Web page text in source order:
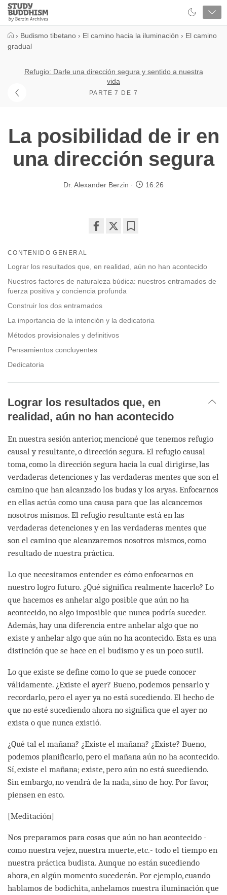
Close
Study
Buddhism
› Budismo tibetano › El camino hacia la iluminación › El camino
gradual
Refugio: Darle una dirección segura y sentido a nuestra
vida
PARTE 7 DE 7
La posibilidad de ir en
una dirección segura
Dr. Alexander Berzin 16:26
facebook
CONTENIDO GENERAL
Lograr los resultados que, en realidad, aún no han acontecido
Nuestros factores de naturaleza búdica: nuestros entramados de
fuerza positiva y conciencia profunda
Construir los dos entramados
La importancia de la intención y la dedicatoria
Métodos provisionales y definitivos
Pensamientos concluyentes
Dedicatoria
Lograr los resultados que, en
realidad, aún no han acontecido
En nuestra sesión anterior, mencioné que tenemos refugio
causal y resultante, o dirección segura. El refugio causal
toma, como la dirección segura hacia la cual dirigirse, las
verdaderas detenciones y las verdaderas mentes que son el
camino que han alcanzado los budas y los aryas. Enfocarnos
en ellas actúa como una causa para que las alcancemos
nosotros mismos. El refugio resultante está en las
verdaderas detenciones y en las verdaderas mentes que
son el camino que alcanzaremos nosotros mismos, como
resultado de nuestra práctica.
Lo que necesitamos entender es cómo enfocarnos en
nuestro logro futuro. ¿Qué significa realmente hacerlo? Lo
que hacemos es anhelar algo posible que aún no ha
acontecido, no algo imposible que nunca podría suceder.
Además, hay una diferencia entre anhelar algo que no
existe y anhelar algo que aún no ha acontecido. Esta es una
distinción que se hace en el budismo y es un poco sutil.
Lo que existe se define como lo que se puede conocer
válidamente. ¿Existe el ayer? Bueno, podemos pensarlo y
recordarlo, pero el ayer ya no está sucediendo. El hecho de
que no esté sucediendo ahora no significa que el ayer no
exista o que nunca existió.
¿Qué tal el mañana? ¿Existe el mañana? ¿Existe? Bueno,
podemos planificarlo, pero el mañana aún no ha acontecido.
Sí, existe el mañana; existe, pero aún no está sucediendo.
Sin embargo, no vendrá de la nada, sino de hoy. Por favor,
piensen en esto.
[Meditación]
Nos preparamos para cosas que aún no han acontecido -
como nuestra vejez, nuestra muerte, etc.- todo el tiempo en
nuestra práctica budista. Aunque no están sucediendo
ahora, en algún momento sucederán. Por ejemplo, cuando
hablamos de bodichita, anhelamos nuestra iluminación que